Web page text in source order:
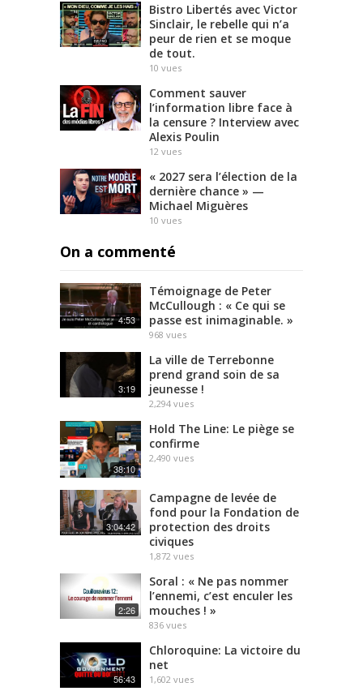
Bistro Libertés avec Victor
Sinclair, le rebelle qui n’a
peur de rien et se moque
de tout.
10 vues
Comment sauver
l’information libre face à
la censure ? Interview avec
Alexis Poulin
12 vues
« 2027 sera l’élection de la
dernière chance » —
Michael Miguères
10 vues
On a commenté
4:53
Témoignage de Peter
McCullough : « Ce qui se
passe est inimaginable. »
968 vues
3:19
La ville de Terrebonne
prend grand soin de sa
jeunesse !
2,294 vues
38:10
Hold The Line: Le piège se
confirme
2,490 vues
3:04:42
Campagne de levée de
fond pour la Fondation de
protection des droits
civiques
1,872 vues
2:26
Soral : « Ne pas nommer
l’ennemi, c’est enculer les
mouches ! »
836 vues
56:43
Chloroquine: La victoire du
net
1,602 vues